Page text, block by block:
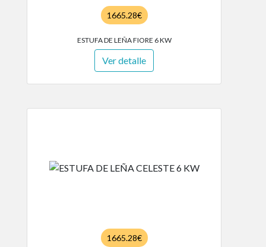
1665.28€
ESTUFA DE LEÑA FIORE 6 KW
Ver detalle
1665.28€